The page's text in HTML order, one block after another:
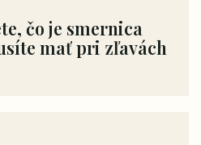
čo je smernica
mať pri zľavách